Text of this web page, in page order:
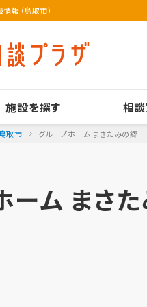
報（鳥取市）
施設を探す 相
鳥取市 グループホーム まさたみの郷
ーム まさ